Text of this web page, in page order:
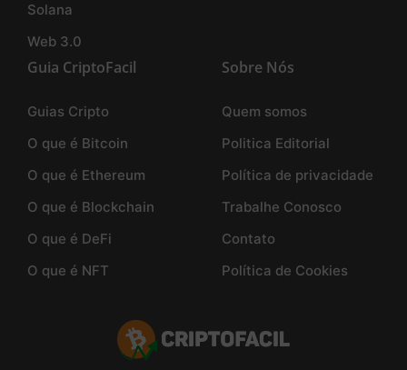
Solana
Web 3.0
Guia CriptoFacil
Guias Cripto
O que é Bitcoin
O que é Ethereum
O que é Blockchain
O que é DeFi
O que é NFT
Sobre Nós
Quem somos
Politica Editorial
Política de privacidade
Trabalhe Conosco
Contato
Política de Cookies